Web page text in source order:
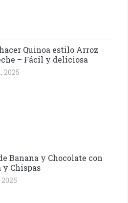
Quinoa estilo Arroz
– Fácil y deliciosa
2025
Banana y Chocolate con
y Chispas